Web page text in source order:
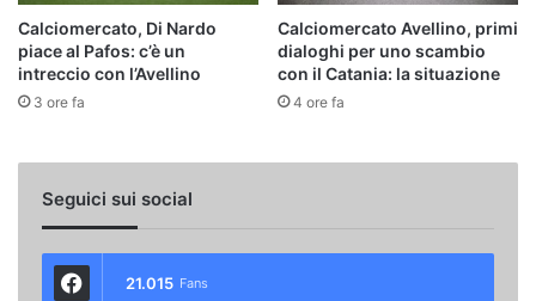
Calciomercato, Di Nardo
piace al Pafos: c’è un
intreccio con l’Avellino
3 ore fa
Calciomercato Avellino, primi
dialoghi per uno scambio
con il Catania: la situazione
4 ore fa
Seguici sui social
21.015 Fans